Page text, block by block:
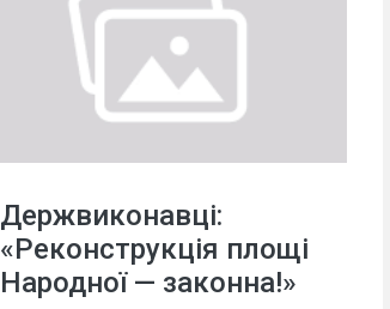
Держвиконавці:
«Реконструкція площі
Народної — законна!»